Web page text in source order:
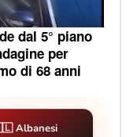
dal 5° piano
per
di 68 anni
Albanesi